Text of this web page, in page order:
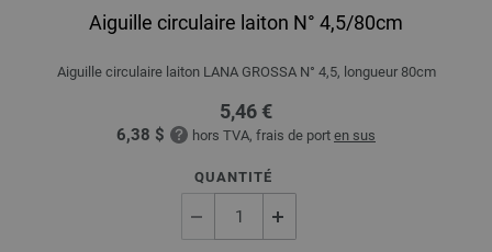
Aiguille circulaire laiton N° 4,5/80cm
Aiguille circulaire laiton LANA GROSSA N° 4,5, longueur 80cm
5,46 €
6,38 $ hors TVA, frais de port en sus
QUANTITÉ